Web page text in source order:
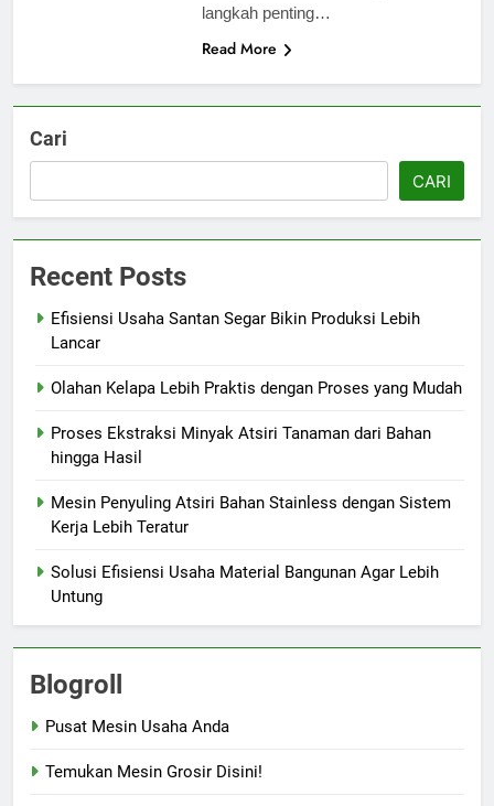
langkah penting…
Read More
Cari
CARI
Recent Posts
Efisiensi Usaha Santan Segar Bikin Produksi Lebih
Lancar
Olahan Kelapa Lebih Praktis dengan Proses yang Mudah
Proses Ekstraksi Minyak Atsiri Tanaman dari Bahan
hingga Hasil
Mesin Penyuling Atsiri Bahan Stainless dengan Sistem
Kerja Lebih Teratur
Solusi Efisiensi Usaha Material Bangunan Agar Lebih
Untung
Blogroll
Pusat Mesin Usaha Anda
Temukan Mesin Grosir Disini!